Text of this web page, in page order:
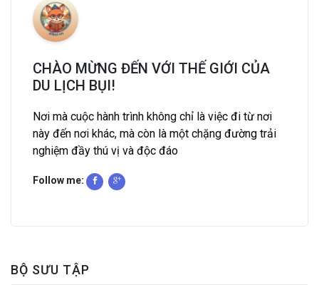
CHÀO MỪNG ĐẾN VỚI THẾ GIỚI CỦA
DU LỊCH BỤI!
Nơi mà cuộc hành trình không chỉ là việc đi từ nơi
này đến nơi khác, mà còn là một chặng đường trải
nghiệm đầy thú vị và độc đáo
Follow me:
BỘ SƯU TẬP